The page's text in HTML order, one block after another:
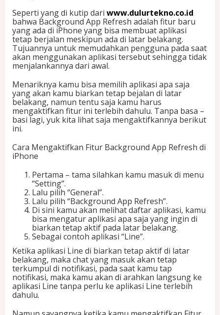
Seperti yang di kutip dari www.dulurtekno.co.id
bahwa Background App Refresh adalah fitur baru
yang ada di iPhone yang bisa membuat aplikasi
tetap berjalan meskipun ada di latar belakang.
Tujuannya untuk memudahkan pengguna pada saat
akan menggunakan aplikasi tersebut sehingga tidak
menjalankannya dari awal.
Menariknya kamu bisa memilih aplikasi apa saja
yang akan kamu biarkan tetap bejalan di latar
belakang, namun tentu saja kamu harus
mengaktifkan fitur ini terlebih dahulu. Tanpa basa –
basi lagi, yuk kita lihat saja mengaktifkannya berikut
ini.
Cara Mengaktifkan Fitur Background App Refresh di
iPhone
Pertama – tama silahkan kamu masuk di menu
“Setting”.
Lalu pilih “General”.
Lalu pilih “Background App Refresh”.
Di sini kamu akan melihat daftar aplikasi, kamu
bisa mengatur aplikasi apa saja yang ingin di
biarkan tetap aktif pada latar belakang.
Sebagai contoh aplikasi “Line”.
Ketika aplikasi Line di biarkan tetap aktif di latar
belakang, maka chat yang masuk akan tetap
terkumpul di notifikasi, pada saat kamu tap
notifikasi, maka kamu akan di arahkan langsung ke
aplikasi Line tanpa perlu ke aplikasi Line terlebih
dahulu.